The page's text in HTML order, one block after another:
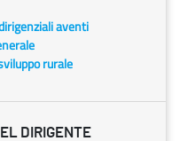
aventi
rurale
DIRIGENTE